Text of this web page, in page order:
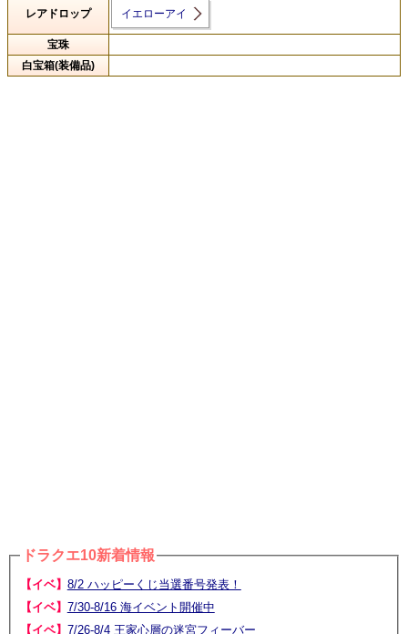
レアドロップ イエローアイ
宝珠
白宝箱(装備品)
ドラクエ10新着情報
【イベ】 8/2 ハッピーくじ当選番号発表！
【イベ】 7/30-8/16 海イベント開催中
【イベ】 7/26-8/4 王家心層の迷宮フィーバー